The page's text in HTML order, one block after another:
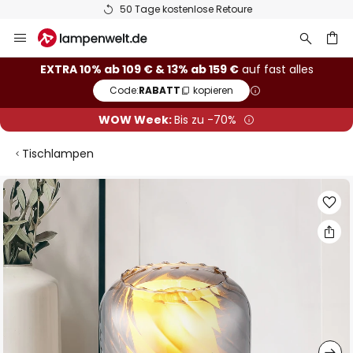
50 Tage kostenlose Retoure
Inhalt
springen
EXTRA 10% ab 109 € & 13% ab 159 €auf fast alles
Code:RABATT kopieren
WOW Week:Bis zu -70%
Tischlampen
Zum
Ende
der
Bildgalerie
springen